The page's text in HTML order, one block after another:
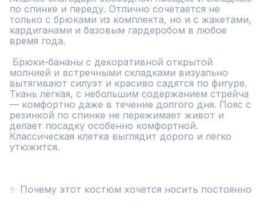
по спинке и переду. Отлично сочетается не
только с брюками из комплекта, но и с жакетами,
кардиганами и базовым гардеробом в любое
время года.
молнией и встречными складками визуально
вытягивают силуэт и красиво садятся по фигуре.
Ткань лёгкая, с небольшим содержанием стрейча
— комфортно даже в течение долгого дня. Пояс с
резинкой по спинке не пережимает живот и
делает посадку особенно комфортной.
Классическая клетка выглядит дорого и легко
утюжится.
✨ Почему этот костюм хочется носить постоянно